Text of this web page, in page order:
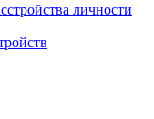
личности